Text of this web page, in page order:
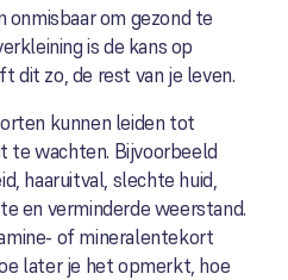
onmisbaar om gezond te
is de kans op
dit zo, de rest van je leven.
kunnen leiden tot
te wachten. Bijvoorbeeld
haaruitval, slechte huid,
en verminderde weerstand.
of mineralentekort
later je het opmerkt, hoe